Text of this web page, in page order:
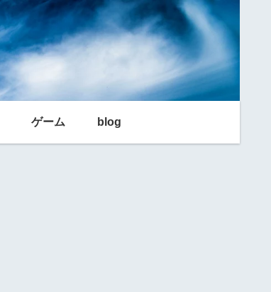
ゲーム blog